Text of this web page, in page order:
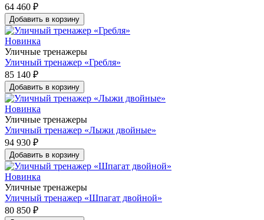
64 460 ₽
Добавить в корзину
Новинка
Уличные тренажеры
Уличный тренажер «Гребля»
85 140 ₽
Добавить в корзину
Новинка
Уличные тренажеры
Уличный тренажер «Лыжи двойные»
94 930 ₽
Добавить в корзину
Новинка
Уличные тренажеры
Уличный тренажер «Шпагат двойной»
80 850 ₽